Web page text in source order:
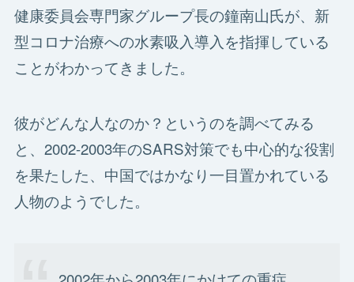
健康委員会専門家グループ長の鐘南山氏が、新
型コロナ治療への水素吸入導入を指揮している
ことがわかってきました。
彼がどんな人なのか？というのを調べてみる
と、2002-2003年のSARS対策でも中心的な役割
を果たした、中国ではかなり一目置かれている
人物のようでした。